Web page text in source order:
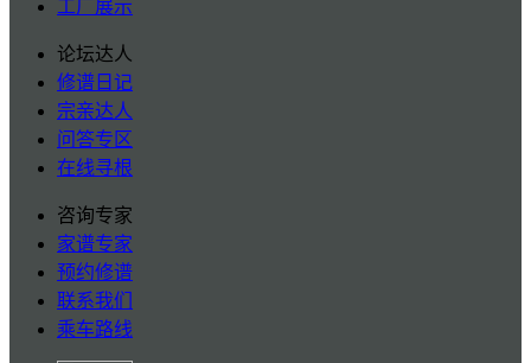
工厂展示
论坛达人
修谱日记
宗亲达人
问答专区
在线寻根
咨询专家
家谱专家
预约修谱
联系我们
乘车路线